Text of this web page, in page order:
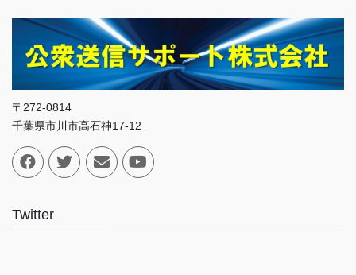
〒272-0814
千葉県市川市高石神17-12
Twitter